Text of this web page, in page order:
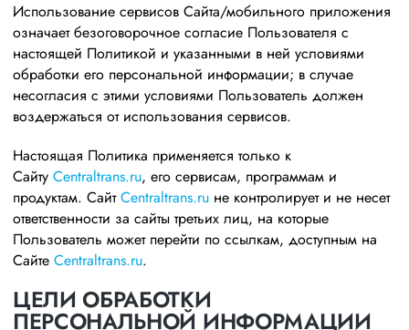
Использование сервисов Сайта/мобильного приложения
означает безоговорочное согласие Пользователя с
настоящей Политикой и указанными в ней условиями
обработки его персональной информации; в случае
несогласия с этими условиями Пользователь должен
воздержаться от использования сервисов.
Настоящая Политика применяется только к
Сайту Centraltrans.ru, его сервисам, программам и
продуктам. СайтCentraltrans.ru не контролирует и не несет
ответственности за сайты третьих лиц, на которые
Пользователь может перейти по ссылкам, доступным на
Сайте Centraltrans.ru.
ЦЕЛИ ОБРАБОТКИ
ПЕРСОНАЛЬНОЙ ИНФОРМАЦИИ